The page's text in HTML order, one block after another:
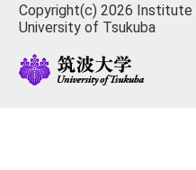
Copyright(c) 2026 Institute
University of Tsukuba